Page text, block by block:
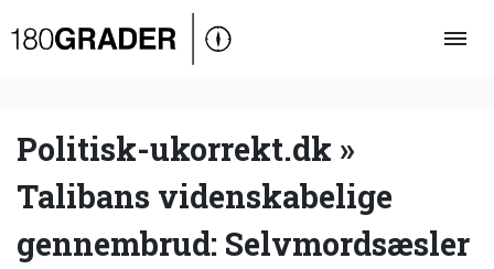
Oversigt
Debat
Video
Podcast
Politisk-ukorrekt.dk »
Talibans videnskabelige
gennembrud: Selvmordsæsler